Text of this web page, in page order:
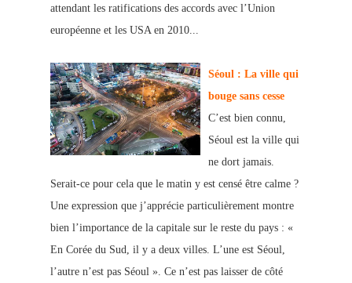
attendant les ratifications des accords avec l’Union
européenne et les USA en 2010...
Séoul : La ville qui
bouge sans cesse
C’est bien connu,
Séoul est la ville qui
ne dort jamais.
Serait-ce pour cela que le matin y est censé être calme ?
Une expression que j’apprécie particulièrement montre
bien l’importance de la capitale sur le reste du pays : «
En Corée du Sud, il y a deux villes. L’une est Séoul,
l’autre n’est pas Séoul ». Ce n’est pas laisser de côté